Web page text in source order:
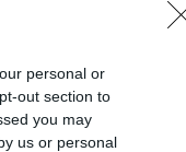
personal or
out section to
you may
us or personal
CarPlay.
un tas, ka nenojūdzās pēc gada?